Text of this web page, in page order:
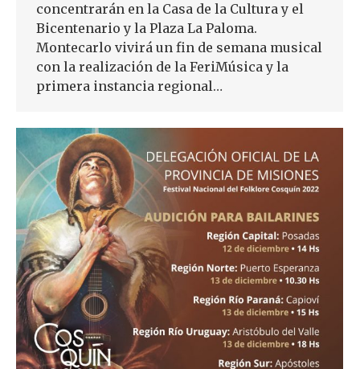
concentrarán en la Casa de la Cultura y el
Bicentenario y la Plaza La Paloma.
Montecarlo vivirá un fin de semana musical
con la realización de la FeriMúsica y la
primera instancia regional…